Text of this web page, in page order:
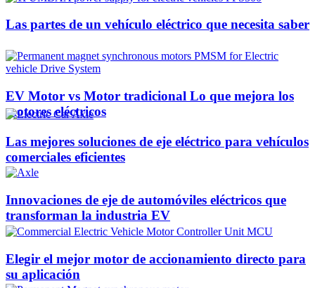
Las partes de un vehículo eléctrico que necesita saber
EV Motor vs Motor tradicional Lo que mejora los
motores eléctricos
Las mejores soluciones de eje eléctrico para vehículos
comerciales eficientes
Innovaciones de eje de automóviles eléctricos que
transforman la industria EV
Elegir el mejor motor de accionamiento directo para
su aplicación